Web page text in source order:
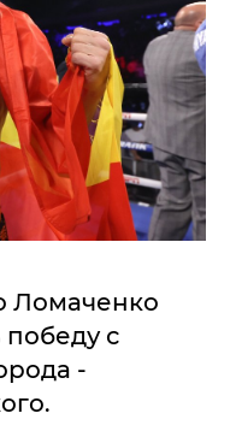
Ломаченко
с
-